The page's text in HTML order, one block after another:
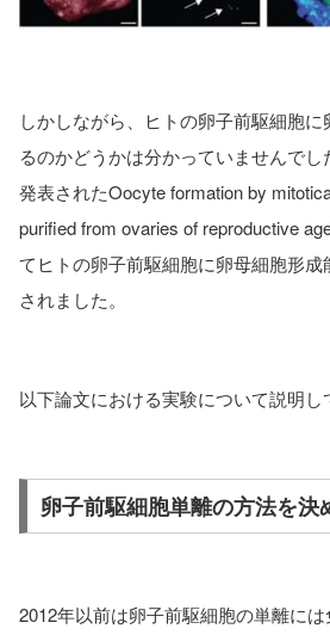
しかしながら、ヒトの卵子前駆細胞
るのかどうかは分かっていませんで
発表されたOocyte formation by
purified from ovaries of reproductive
てヒトの卵子前駆細胞に卵母細胞形
されました。
以下論文における実験について説明し
卵子前駆細胞単離の方法を決
2012年以前は卵子前駆細胞の単離に